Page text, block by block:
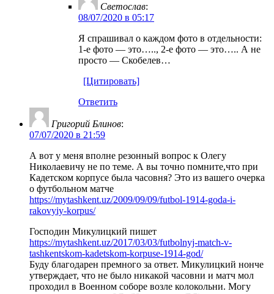
Светослав:
08/07/2020 в 05:17
Я спрашивал о каждом фото в отдельности:
1-е фото — это….., 2-е фото — это….. А не
просто — Скобелев…
[Цитировать]
Ответить
Григорий Блинов:
07/07/2020 в 21:59
А вот у меня вполне резонный вопрос к Олегу
Николаевичу не по теме. А вы точно помните,что при
Кадетском корпусе была часовня? Это из вашего очерка
о футбольном матче
https://mytashkent.uz/2009/09/09/futbol-1914-goda-i-
rakovyiy-korpus/
Господин Микулицкий пишет
https://mytashkent.uz/2017/03/03/futbolnyj-match-v-
tashkentskom-kadetskom-korpuse-1914-god/
Буду благодарен премного за ответ. Микулицкий нонче
утверждает, что не было никакой часовни и матч мол
проходил в Военном соборе возле колокольни. Могу